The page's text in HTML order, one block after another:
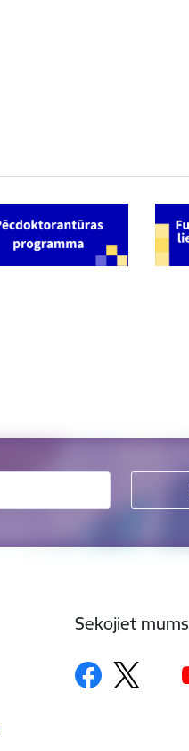
Sekojiet mums